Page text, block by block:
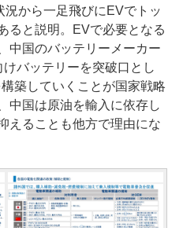
況から一足飛びにEVでトッ
ると説明。EVで必要となる
中国のバッテリーメーカー
バッテリーを突破口とし
築していくことが国家戦略
中国は原油を輸入に依存し
えることも他方で理由にな